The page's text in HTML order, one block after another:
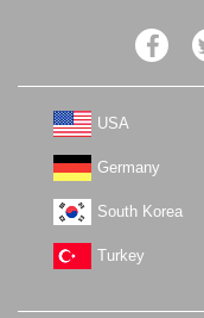
USA
Germany
South Korea
Turkey